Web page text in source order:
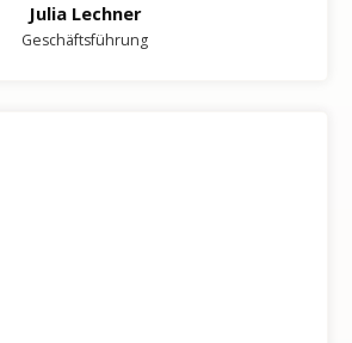
Julia Lechner
Geschäftsführung